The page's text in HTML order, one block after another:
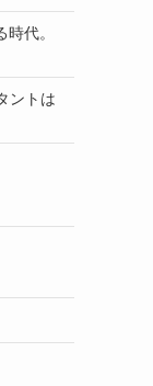
代。
ントは